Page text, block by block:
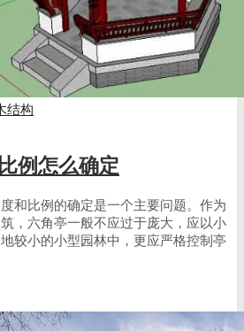
结构
例怎么确定
和比例的确定是一个主要问题。作为
，六角亭一般不应过于庞大，应以小
较小的小型园林中，更应严格控制亭